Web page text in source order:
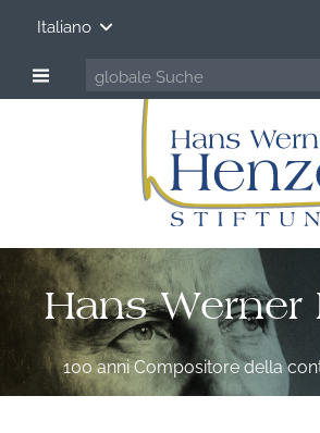
Italiano
Hans Werner
100 anni Compositore della